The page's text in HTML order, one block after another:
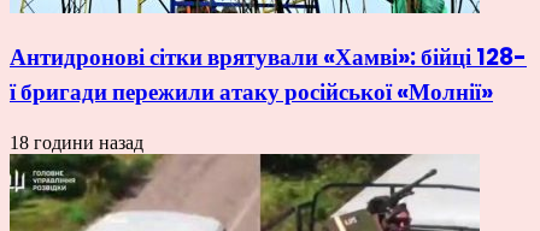
Антидронові сітки врятували «Хамві»: бійці 128-
ї бригади пережили атаку російської «Молнії»
18 години назад